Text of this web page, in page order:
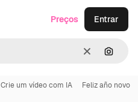
Limpar
Preços Entrar
Crie um vídeo com IA Feliz año novo